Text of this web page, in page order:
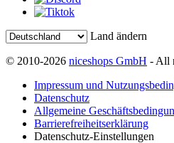
Land ändern
© 2010-2026 niceshops GmbH - All
Impressum und
Datenschutz
Allgemeine
Barrierefreiheitserklärung
Datenschutz-Einstellungen